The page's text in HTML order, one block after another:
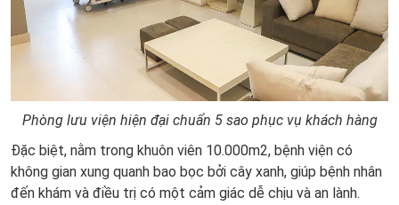
Phòng lưu viện hiện đại chuẩn 5 sao phục vụ khách hàng
Đặc biệt, nằm trong khuôn viên 10.000m2, bệnh viện có
không gian xung quanh bao bọc bởi cây xanh, giúp bệnh nhân
đến khám và điều trị có một cảm giác dễ chịu và an lành.